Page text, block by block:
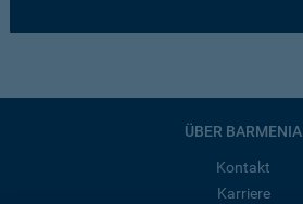
ÜBER BARMENIA
Kontakt
Karriere